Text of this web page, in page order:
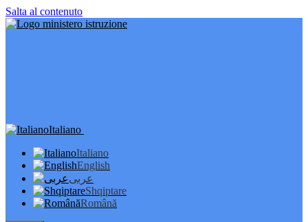
Salta al contenuto
Italiano
Italiano
English
عربى
Shqiptare
Română